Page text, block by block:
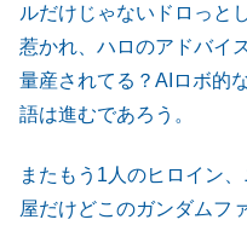
ルだけじゃないドロっと
惹かれ、ハロのアドバイ
量産されてる？AIロボ的
語は進むであろう。
またもう1人のヒロイン
屋だけどこのガンダムフ